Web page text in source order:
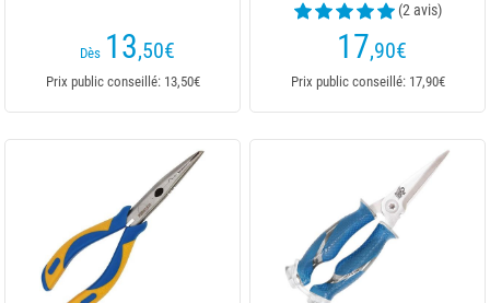
Dès 13,50€
Prix public conseillé: 13,50€
(2 avis)
17,90€
Prix public conseillé: 17,90€